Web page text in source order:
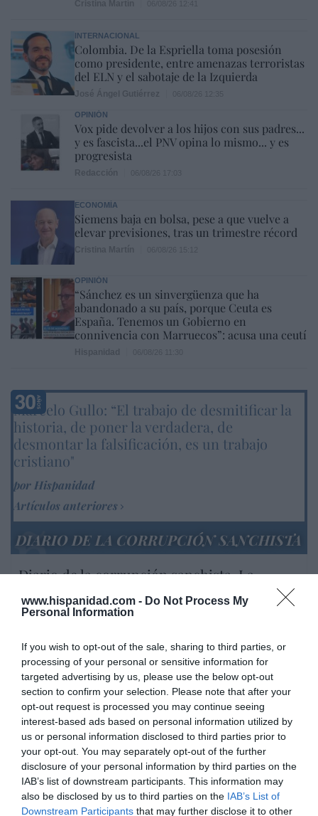
www.hispanidad.com - Do Not Process My
Personal Information
If you wish to opt-out of the sale, sharing to third parties, or
processing of your personal or sensitive information for
targeted advertising by us, please use the below opt-out
section to confirm your selection. Please note that after your
opt-out request is processed you may continue seeing
interest-based ads based on personal information utilized by
us or personal information disclosed to third parties prior to
your opt-out. You may separately opt-out of the further
disclosure of your personal information by third parties on the
IAB’s list of downstream participants. This information may
also be disclosed by us to third parties on the IAB’s List of
Downstream Participants that may further disclose it to other
INTERNACIONAL
Colombia. De la Espriella toma posesión
como presidente, entre amenazas terroristas
del ELN y el sabotaje de la Izquierda
OPINIÓN
Vox pide devolver a los hijos con sus padres...
y es fascista...el PNV opina lo mismo... y es
progresista
ECONOMÍA
Siemens baja en bolsa, pese a que vuelve a
elevar previsiones, tras un trimestre récord
OPINIÓN
“Sánchez es un sinvergüenza que ha
abandonado a su país, porque Ceuta es
España. Tenemos un Gobierno en
connivencia con Marruecos”: acusa una ceutí
Marcelo Gullo: “El trabajo de desmitificar la
historia, de poner la verdadera, de
desmontar la falsificación, es un trabajo
cristiano"
por Hispanidad
Artículos anteriores
DIARIO DE LA CORRUPCIÓN SANCHISTA
Diario de la corrupción sanchista. La
Audiencia Nacional prorroga seis meses la
investigación del caso Koldo, ante el
por Redacción
Artículos anteriores
Opinión
Enormes minucias
por Eulogio López